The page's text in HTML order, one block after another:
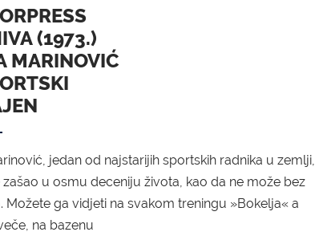
(1973.)
MARINOVIĆ
jedan od najstarijih sportskih radnika u zemlji,
zašao u osmu deceniju života, kao da ne može bez
Možete ga vidjeti na svakom treningu »Bokelja« a
na bazenu